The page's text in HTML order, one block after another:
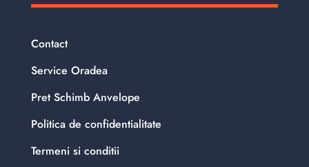
Contact
Service Oradea
Pret Schimb Anvelope
Politica de confidentialitate
Termeni si conditii